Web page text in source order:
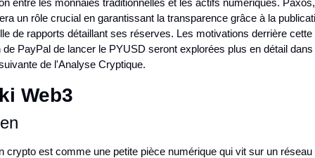
un rôle crucial en garantissant la transparence grâce à la
de rapports détaillant ses réserves. Les motivations derrière cette
de PayPal de lancer le PYUSD seront explorées plus en détail dans
de l'Analyse Cryptique.
Web3
crypto est comme une petite pièce numérique qui vit sur un réseau